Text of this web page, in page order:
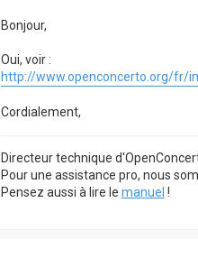
Bonjour,
Oui, voir :
http://www.openconcerto.org/fr/
Cordialement,
Directeur technique
Pour une assistance pro, nous
Pensez aussi à lire le manuel !